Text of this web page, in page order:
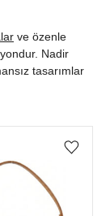
ve özenle
Nadir
tasarımlar
orijinallik ve
varsa
satışa
Favorilere ekle/çıkar